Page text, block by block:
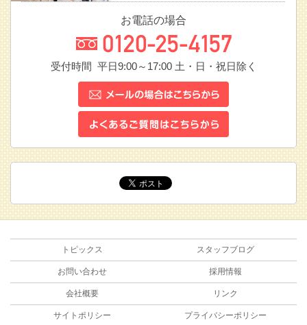
お電話の場合
受付時間 平日9:00～17:00土・日・祝日除く
トピックス スタッフブログ
お問い合わせ 採用情報
会社概要 リンク
サイトポリシー プライバシーポリシー